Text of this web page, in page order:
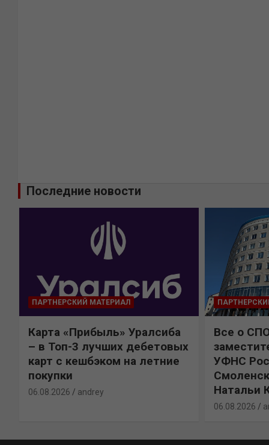
Последние новости
ПАРТНЕРСКИЙ МАТЕРИАЛ
Карта «Прибыль» Уралсиба
– в Топ-3 лучших дебетовых
карт с кешбэком на летние
покупки
06.08.2026 andrey
Все о
УФНС
Натальи
06.08.2026